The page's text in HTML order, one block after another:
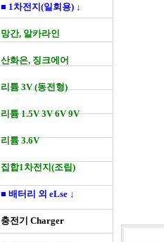
■ 1차전지(일회용) ↓
망간, 알카라인
산화은, 징크에어
리튬 3V (동전형)
리튬 1.5V 3V 6V 9V
리튬 3.6V
집합1차전지(조립)
■ 배터리 외 eLse ↓
충전기 Charger